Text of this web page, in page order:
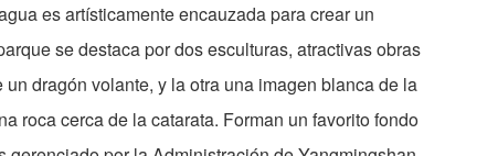
es artísticamente encauzada para crear un
se destaca por dos esculturas, atractivas obras
dragón volante, y la otra una imagen blanca de la
roca cerca de la catarata. Forman un favorito fondo